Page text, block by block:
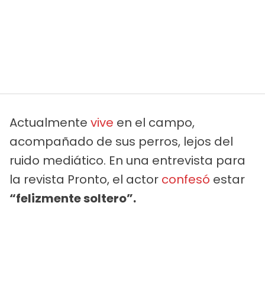
Actualmente vive en el campo,
acompañado de sus perros, lejos del
ruido mediático. En una entrevista para
la revista Pronto, el actor confesó estar
“felizmente soltero”.